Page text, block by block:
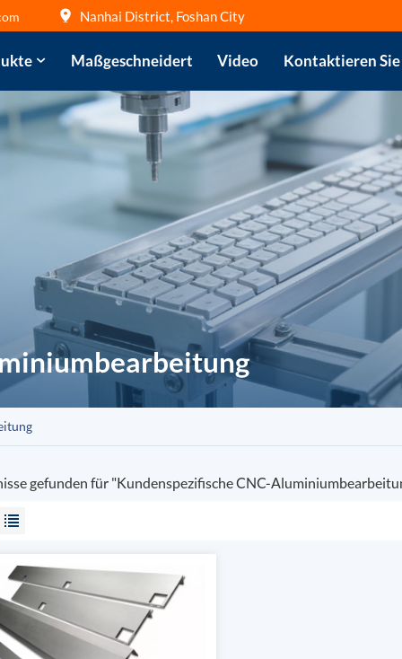
Nanhai District, Foshan City
Maßgeschneidert Video Kontaktieren Sie
gefunden für "Kundenspezifische CNC-